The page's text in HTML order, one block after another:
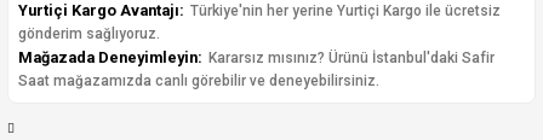
Yurtiçi Kargo Avantajı: Türkiye'nin her yerine Yurtiçi Kargo ile ücretsiz
gönderim sağlıyoruz.
Mağazada Deneyimleyin: Kararsız mısınız? Ürünü İstanbul'daki Safir
Saat mağazamızda canlı görebilir ve deneyebilirsiniz.